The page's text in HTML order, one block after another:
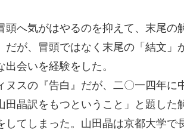
へ気がはやるのを抑えて、末尾の
が、冒頭ではなく末尾の「結文」
会いを経験をした。
スの『告白』だが、二〇一四年に
晶訳をもつということ」と題した
てしまった。山田晶は京都大学で